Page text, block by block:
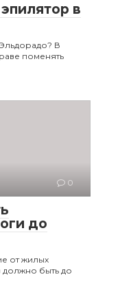
в
В
поменять
0
до
от жилых
должно быть до